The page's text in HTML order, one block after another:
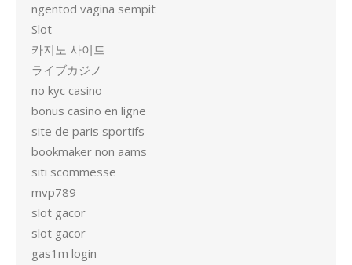
ngentod vagina sempit
Slot
카지노 사이트
ライブカジノ
no kyc casino
bonus casino en ligne
site de paris sportifs
bookmaker non aams
siti scommesse
mvp789
slot gacor
slot gacor
gas1m login